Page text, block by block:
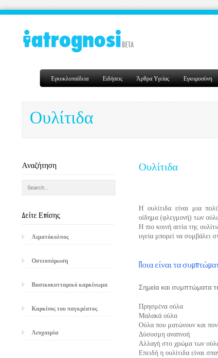
Εγκυκλοπαίδεια Ειδήσεις Άρθρα Υγείας Εγκυμοσύνη
Ουλίτιδα
Αναζήτηση
Δείτε Επίσης
Αιματόκολπος
Οστεοπόρωση
Βασικοκυτταρικό καρκίνωμα
Καρκίνος του παγκρέατος
Λευχαιμία
Ουλίτιδα
Η ουλίτιδα είναι μια
οίδημα (φλεγμονή) των
Η πιο κοινή αιτία της
υγεία μπορεί να συμβάλει
Ποια είναι τα
Σημεία και συμπτώματα
Πρησμένα ούλα
Μαλακά ούλα
Ούλα που ματώνουν και
Δύσοσμη αναπνοή
Αλλαγή στο χρώμα των
Επειδή η ουλίτιδα είναι